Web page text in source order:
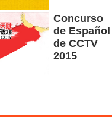
Concurso
de Español
de CCTV
2015